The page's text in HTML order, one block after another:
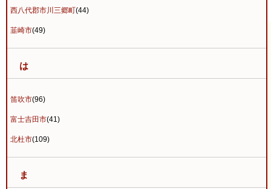
西八代郡市川三郷町(44)
韮崎市(49)
は
笛吹市(96)
富士吉田市(41)
北杜市(109)
ま